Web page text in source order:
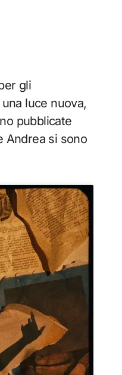
gli
luce nuova,
pubblicate
Andrea si sono